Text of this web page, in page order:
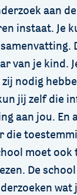
aan
instaat. Je
van je kind.
nodig
jij zelf die
aan jou. En
die
moet
De